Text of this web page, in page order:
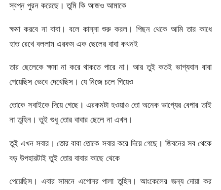
স্বপ্ন পুরন করেছে। তুমি কি আজও আমাকে
ক্ষমা করবে না বাবা। বলে কান্না শুরু করল। পিছন থেকে আমি তার কাধে
হাত রেখে বললাম এরকম এক ছেলের বাবা কখনই
তার ছেলেকে ক্ষমা না করে থাকতে পারে না। আর তুই কতই ভাগ্যবান বাবা
পেয়েছিস ভেবে দেখেছিস। যে নিজে চলে গিয়েও
তোকে সবাইকে দিয়ে গেছে। এরকমটা হওয়াও তো অনেক ভাগ্যের বেপার তাই
না তুহিন। তুই শুধু তোর বাবার ছেলে না এখন।
তুই এখন সবার। তোর বাবা তোকে সবার করে দিয়ে গেছে। জিবনের সব থেকে
বড় উপহারটাই তুই তোর বাবার কাছে থেকে
পেয়েছিস। এবার সামনে এগোনর পালা তুহিন। আংকেলের জন্য দোয়া কর